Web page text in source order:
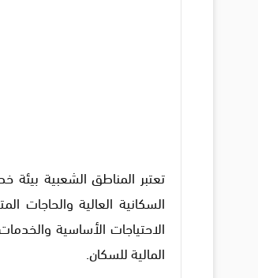
تعتبر المناطق الشعبية
السكانية العالية والحاجات
الاحتياجات الأساسية
المالية للسكان.